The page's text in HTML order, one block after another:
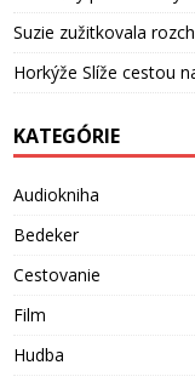
Suzie zužitkovala
Horkýže Slíže cestou
KATEGÓRIE
Audiokniha
Bedeker
Cestovanie
Film
Hudba